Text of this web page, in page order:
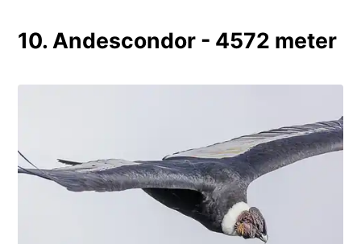
10. Andescondor - 4572 meter